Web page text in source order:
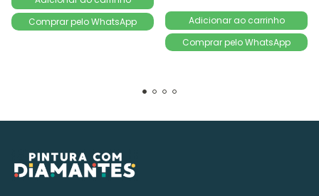
Comprar pelo WhatsApp
Comprar pelo WhatsApp